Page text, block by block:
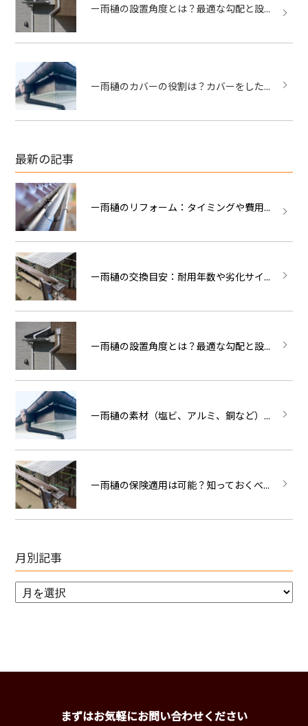
ー雨樋の設置角度とは？最適な勾配と設...
ー雨樋のカバーの役割は？カバーをした...
最新の記事
ー雨樋のリフォーム：タイミングや費用...
ー雨樋の交換目安：耐用年数や劣化サイ...
ー雨樋の設置角度とは？最適な勾配と設...
ー雨樋の素材（塩ビ、アルミ、銅など）...
ー雨樋の保険適用は可能？知っておくべ...
月別記事
まずはお気軽にお問い合わせください